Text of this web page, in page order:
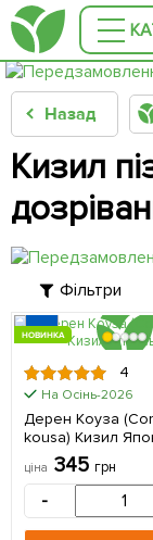
Назад
Кизил
Фільтри
НОВИНКА
4
На Осінь-2026
Дерен Коуза
kousa) Кизил
саджанець в
ціна 345 грн
-